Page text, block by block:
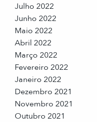
Julho 2022
Junho 2022
Maio 2022
Abril 2022
Março 2022
Fevereiro 2022
Janeiro 2022
Dezembro 2021
Novembro 2021
Outubro 2021